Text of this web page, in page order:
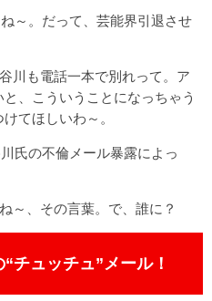
～。だって、芸能界引退させ
川も電話一本で別れって。ア
、こういうことになっちゃう
てほしいわ～。
氏の不倫メール暴露によっ
、その言葉。で、誰に？
チュッチュ”メール！